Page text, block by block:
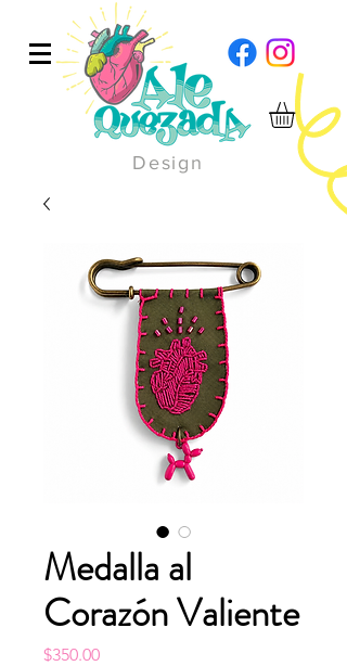
Design
Medalla al
Corazón Valiente
$350.00Price